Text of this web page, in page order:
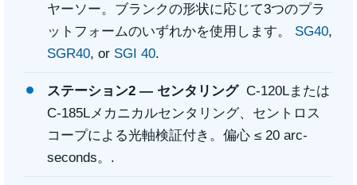
ヤーソー。ブランクの形状に応じて3つのプラ
ットフォームのいずれかを使用します。 SG40,
SGR40, or SGI 40.
ステーション2 — センタリングC-120Lまたは
C-185Lメカニカルセンタリング、セントロス
コープによる光軸検証付き。偏心 ≤ 20 arc-
seconds。.